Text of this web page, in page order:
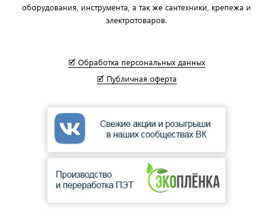
оборудования, инструмента, а так же сантехники, крепежа и
электротоваров.
🗹 Обработка персональных данных
🗹 Публичная оферта